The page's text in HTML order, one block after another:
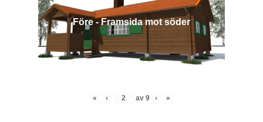
Före - Framsida mot söder
« ‹ av 9 › »